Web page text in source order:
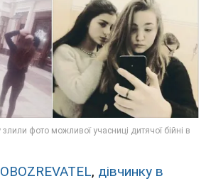
OBOZREVATEL, дівчинку в